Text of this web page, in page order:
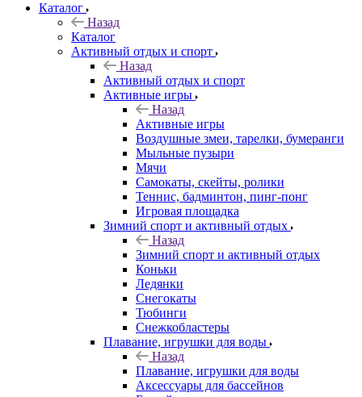
Каталог
Назад
Каталог
Активный отдых и спорт
Назад
Активный отдых и спорт
Активные игры
Назад
Активные игры
Воздушные змеи, тарелки, бумеранги
Мыльные пузыри
Мячи
Самокаты, скейты, ролики
Теннис, бадминтон, пинг-понг
Игровая площадка
Зимний спорт и активный отдых
Назад
Зимний спорт и активный отдых
Коньки
Ледянки
Снегокаты
Тюбинги
Снежкобластеры
Плавание, игрушки для воды
Назад
Плавание, игрушки для воды
Аксессуары для бассейнов